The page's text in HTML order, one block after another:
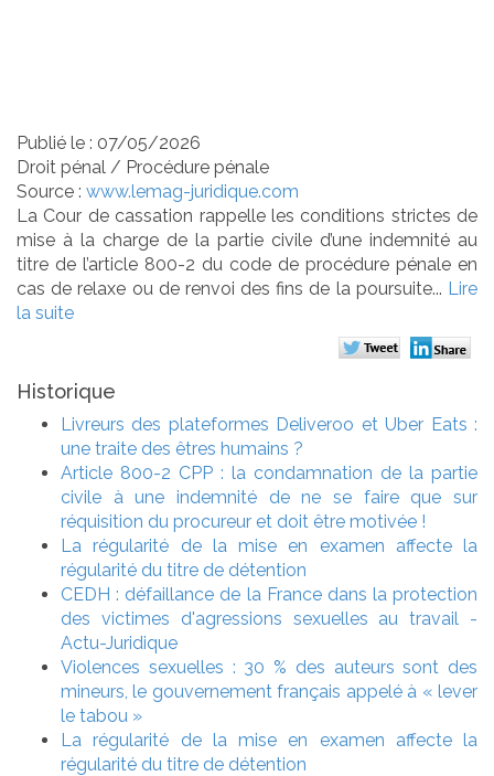
Publié le : 07/05/2026
Droit pénal / Procédure pénale
Source : www.lemag-juridique.com
La Cour de cassation rappelle les conditions strictes de
mise à la charge de la partie civile d’une indemnité au
titre de l’article 800-2 du code de procédure pénale en
cas de relaxe ou de renvoi des fins de la poursuite... Lire
la suite
Historique
Livreurs des plateformes Deliveroo et Uber Eats :
une traite des êtres humains ?
Article 800-2 CPP : la condamnation de la partie
civile à une indemnité de ne se faire que sur
réquisition du procureur et doit être motivée !
La régularité de la mise en examen affecte la
régularité du titre de détention
CEDH : défaillance de la France dans la protection
des victimes d'agressions sexuelles au travail -
Actu-Juridique
Violences sexuelles : 30 % des auteurs sont des
mineurs, le gouvernement français appelé à « lever
le tabou »
La régularité de la mise en examen affecte la
régularité du titre de détention